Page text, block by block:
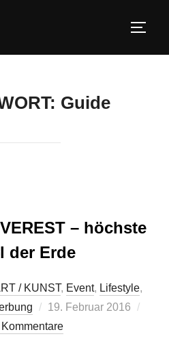
Guide
– höchste
der Erde
/ KUNST, Event, Lifestyle,
Veröffentlicht
am
19. Februar 2016